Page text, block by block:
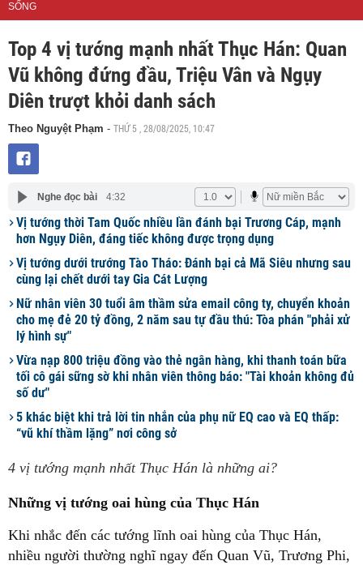
SỐNG
Top 4 vị tướng mạnh nhất Thục Hán: Quan
Vũ không đứng đầu, Triệu Vân và Ngụy
Diên trượt khỏi danh sách
Theo Nguyệt Phạm - THỨ 5 , 28/08/2025, 10:47
Nghe đọc bài 4:32
Vị tướng thời Tam Quốc nhiều lần đánh bại Trương Cáp, mạnh
hơn Ngụy Diên, đáng tiếc không được trọng dụng
Vị tướng dưới trướng Tào Tháo: Đánh bại cả Mã Siêu nhưng sau
cùng lại chết dưới tay Gia Cát Lượng
Nữ nhân viên 30 tuổi âm thầm sửa email công ty, chuyển khoản
cho mẹ đẻ 20 tỷ đồng, 2 năm sau tự đầu thú: Tòa phán "phải xử
lý hình sự"
Vừa nạp 800 triệu đồng vào thẻ ngân hàng, khi thanh toán bữa
tối cô gái sững sờ khi nhân viên thông báo: "Tài khoản không đủ
số dư"
5 khác biệt khi trả lời tin nhắn của phụ nữ EQ cao và EQ thấp:
“vũ khí thầm lặng” nơi công sở
4 vị tướng mạnh nhất Thục Hán là những ai?
Những vị tướng oai hùng của Thục Hán
Khi nhắc đến các tướng lĩnh oai hùng của Thục Hán,
nhiều người thường nghĩ ngay đến Quan Vũ, Trương Phi,